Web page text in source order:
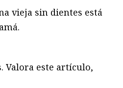
vieja sin dientes está
Valora este artículo,